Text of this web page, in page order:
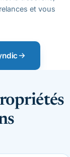
et vous